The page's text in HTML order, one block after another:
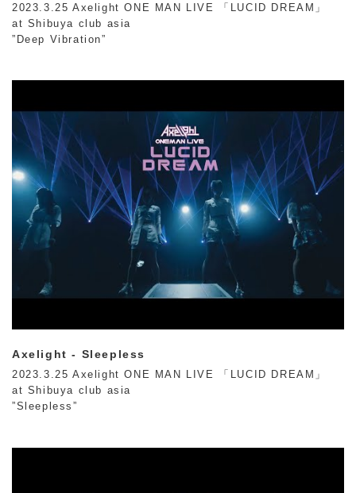
2023.3.25 Axelight ONE MAN LIVE 「LUCID DREAM」
at Shibuya club asia
”Deep Vibration”
Axelight - Sleepless
2023.3.25 Axelight ONE MAN LIVE 「LUCID DREAM」
at Shibuya club asia
”Sleepless”